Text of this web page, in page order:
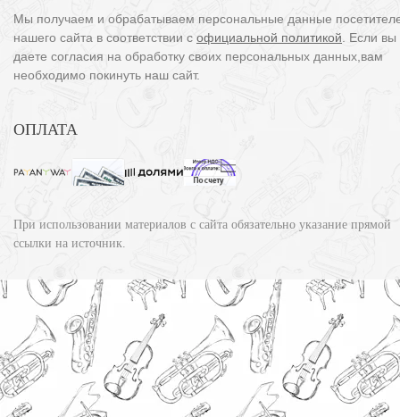
Мы получаем и обрабатываем персональные данные
нашего сайта в соответствии с официальной политикой . Если
даете согласия на обработку своих персональных данных,вам
необходимо покинуть наш сайт.
ОПЛАТА
При использовании материалов с сайта обязательно указание прямой
ссылки на источник.